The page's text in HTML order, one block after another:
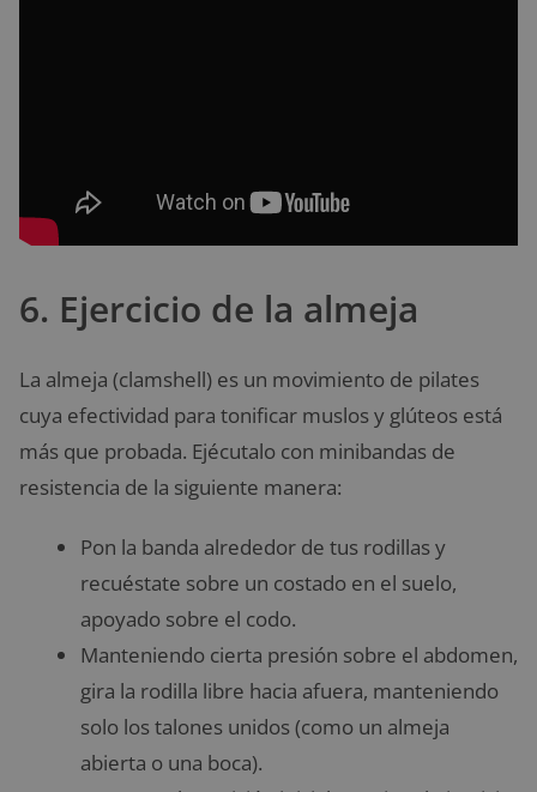
6. Ejercicio de la almeja
La almeja (clamshell) es un movimiento de pilates
cuya efectividad para tonificar muslos y glúteos está
más que probada. Ejécutalo con minibandas de
resistencia de la siguiente manera:
Pon la banda alrededor de tus rodillas y
recuéstate sobre un costado en el suelo,
apoyado sobre el codo.
Manteniendo cierta presión sobre el abdomen,
gira la rodilla libre hacia afuera, manteniendo
solo los talones unidos (como un almeja
abierta o una boca).